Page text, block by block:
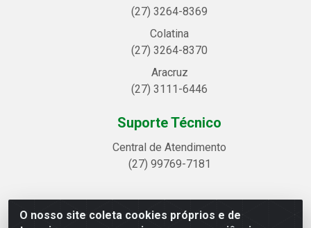
O nosso site coleta cookies próprios e de
(27) 3264-8369
Colatina
(27) 3264-8370
Aracruz
(27) 3111-6446
Suporte Técnico
Central de Atendimento
(27) 99769-7181
Linhavix Distribuidora LTDA - Avenida Alegre, 2521 -